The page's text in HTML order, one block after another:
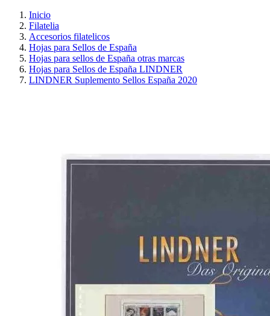
Inicio
Filatelia
Accesorios filatelicos
Hojas para Sellos de España
Hojas para sellos de España otras marcas
Hojas para Sellos de España LINDNER
LINDNER Suplemento Sellos España 2020